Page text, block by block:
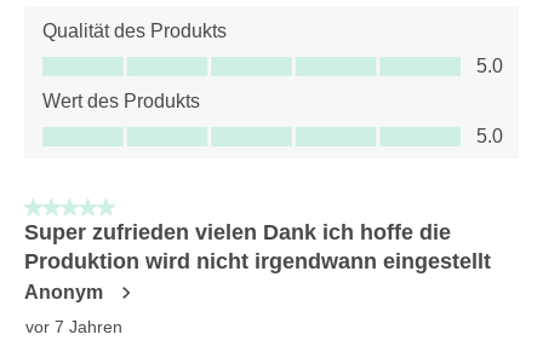
Qualität des Produkts
Qualität des Produkts, 5.0 von 5
5.0
Wert des Produkts
Wert des Produkts, 5.0 von 5
5.0
5 von 5 Sternen.
Super zufrieden vielen Dank ich hoffe die
Produktion wird nicht irgendwann eingestellt
Anonym
vor 7 Jahren